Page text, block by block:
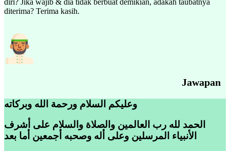
diterima? Terima kasih.
Jawapan
الحمد لله رب العالمين والصلاة والسلام على أشرف
الأنبياء المرسلين وعلى أله وصحبه أجمعين أما بعد